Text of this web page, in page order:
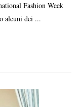
Fashion Week
alcuni dei ...